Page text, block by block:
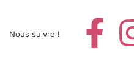
Nous suivre !